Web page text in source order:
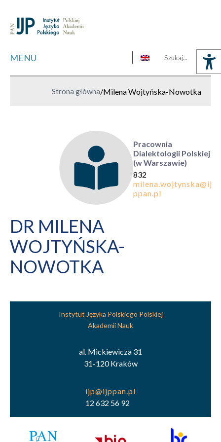
MENU
Strona główna/Milena Wojtyńska-Nowotka
Pracownia
Dialektologii Polskiej
(w Warszawie)
832
DR MILENA
WOJTYŃSKA-
NOWOTKA
Instytut Języka Polskiego Polskiej
Akademii Nauk
al. Mickiewicza 31
31-120 Kraków
12 632 56 92